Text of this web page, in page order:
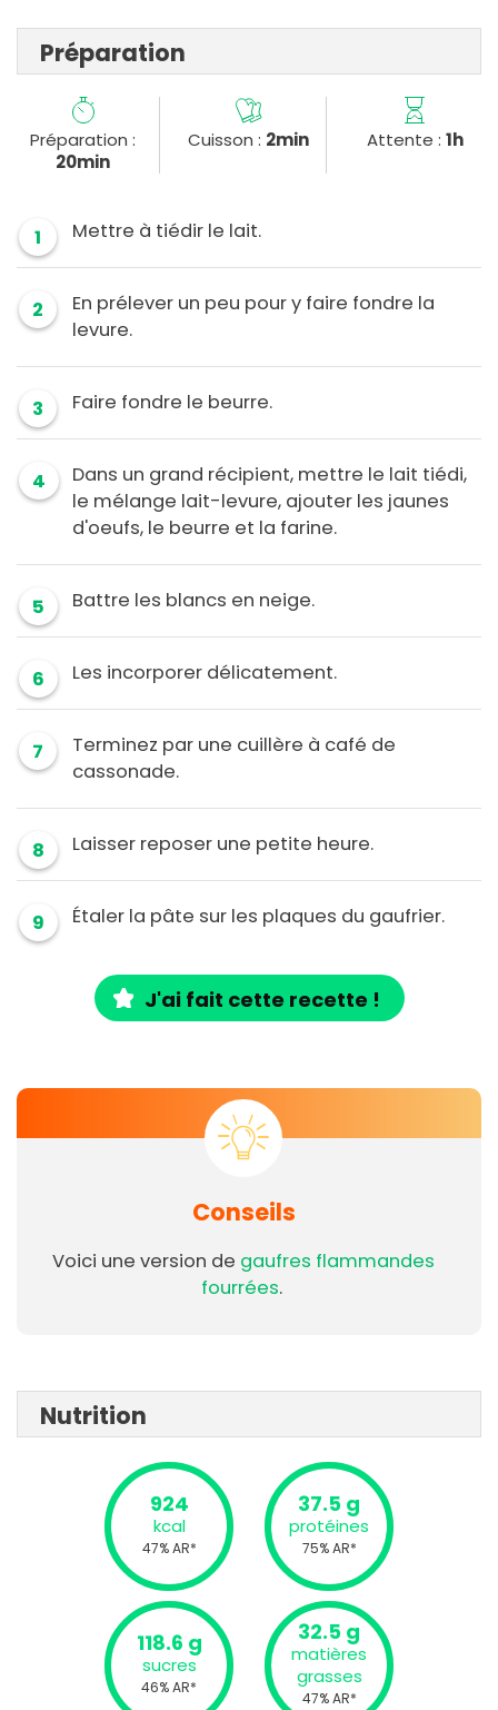
Préparation
Préparation :
20min
Cuisson : 2min Attente : 1h
1 Mettre à tiédir le lait.
2
En prélever un peu pour y faire fondre la
levure.
3 Faire fondre le beurre.
4
Dans un grand récipient, mettre le lait tiédi,
le mélange lait-levure, ajouter les jaunes
d'oeufs, le beurre et la farine.
5 Battre les blancs en neige.
6 Les incorporer délicatement.
7
Terminez par une cuillère à café de
cassonade.
8 Laisser reposer une petite heure.
9 Étaler la pâte sur les plaques du gaufrier.
J'ai fait cette recette !
Conseils
Voici une version de gaufres flammandes
fourrées.
Nutrition
924
kcal
47% AR*
37.5 g
protéines
75% AR*
118.6 g
sucres
46% AR*
32.5 g
matières
grasses
47% AR*